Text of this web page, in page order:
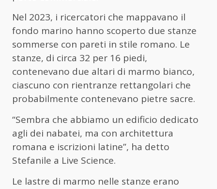
Nel 2023, i ricercatori che mappavano il
fondo marino hanno scoperto due stanze
sommerse con pareti in stile romano. Le
stanze, di circa 32 per 16 piedi,
contenevano due altari di marmo bianco,
ciascuno con rientranze rettangolari che
probabilmente contenevano pietre sacre.
“Sembra che abbiamo un edificio dedicato
agli dei nabatei, ma con architettura
romana e iscrizioni latine”, ha detto
Stefanile a Live Science.
Le lastre di marmo nelle stanze erano